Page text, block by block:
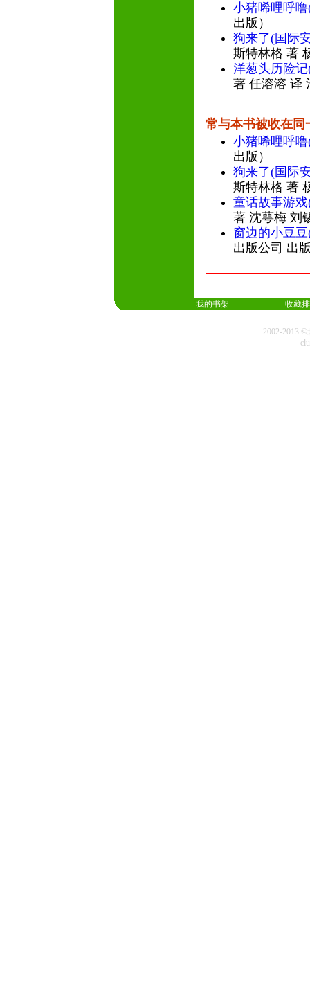
小猪唏哩呼
出版）
狗来了(国际
斯特林格 著
洋葱头历险
著 任溶溶 译
常与本书被收在同
小猪唏哩呼
出版）
狗来了(国际
斯特林格 著
童话故事游
著 沈萼梅 刘
窗边的小豆
出版公司 出
我的书架 收藏
2002-2013